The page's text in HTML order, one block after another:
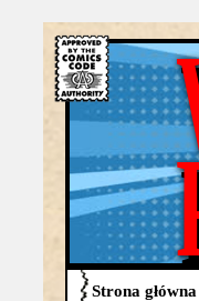
Strona główna